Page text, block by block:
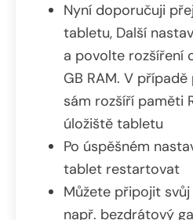
Nyní doporučuji
tabletu, Další
a povolte rozšíření
GB RAM. V
sám rozšíří paměti
úložiště tabletu
Po úspěšném
tablet restartovat
Můžete připojit
např. bezdrátový